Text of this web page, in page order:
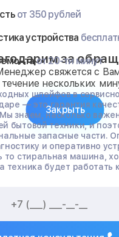
от 350 рублей
устройства
от 20-ти минут
шлейфов в
— это гарантия
знаем, насколько
бытовой техники, и
запасные части.
и оперативно
то стиральная машина,
техника будет работать
за
свяжется с
течение нескольких
Закрыть